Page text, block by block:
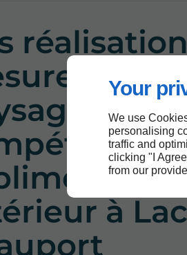
Your
We use
personalising
traffic and
clicking "I
from our
de
votre
à